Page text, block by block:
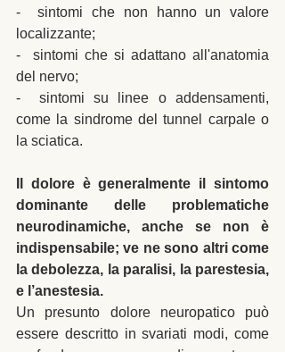
-  sintomi che non hanno un valore
localizzante;
-  sintomi che si adattano all'anatomia
del nervo;
-  sintomi su linee o addensamenti,
come la sindrome del tunnel carpale o
la sciatica.
Il dolore è generalmente il sintomo
dominante delle problematiche
neurodinamiche, anche se non è
indispensabile; ve ne sono altri come
la debolezza, la paralisi, la parestesia,
e l’anestesia.
Un presunto dolore neuropatico può
essere descritto in svariati modi, come